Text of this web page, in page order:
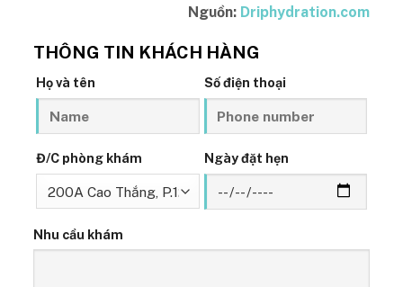
Nguồn: Driphydration.com
THÔNG TIN KHÁCH HÀNG
Họ và tên Số điện thoại
Đ/C phòng khám Ngày đặt hẹn
Nhu cầu khám